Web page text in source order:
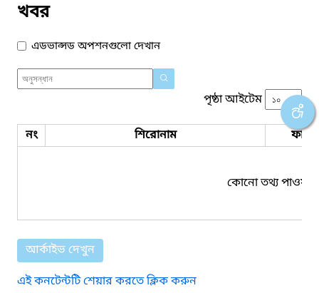
খবর
এডভান্সড অপশনগুলো দেখান
পৃষ্ঠা আইটেম
নং শিরোনাম ফাইল
কোনো তথ্য পাওয়া
আর্কাইভ দেখুন
এই কনটেন্টটি শেয়ার করতে ক্লিক করুন